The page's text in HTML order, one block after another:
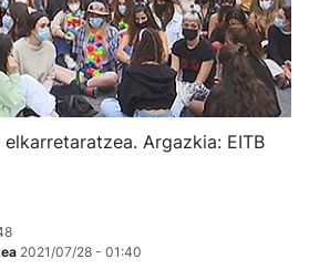
Argazkia: EITB
2021/07/28 - 01:40